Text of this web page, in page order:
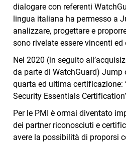
dialogare con referenti
lingua italiana ha permesso a
analizzare, progettare e
sono rivelate essere vincenti
Nel 2020 (in seguito
da parte di WatchGuard)
quarta ed ultima certificazione:
Security Essentials
Per le PMI è ormai diventato
dei partner riconosciuti e
avere la possibilità di proporsi